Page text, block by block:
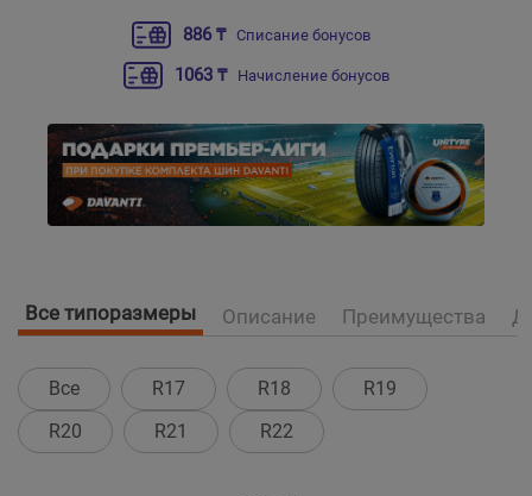
886 ₸ Списание бонусов
1063 ₸ Начисление бонусов
Все типоразмеры Описание Преимущества
Все R17 R18
R19
R20
R21 R22